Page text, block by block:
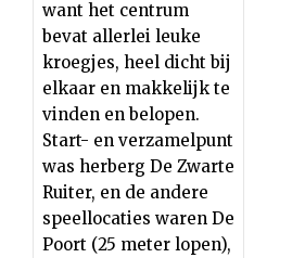
want het centrum
bevat allerlei leuke
kroegjes, heel dicht bij
elkaar en makkelijk te
vinden en belopen.
Start- en verzamelpunt
was herberg De Zwarte
Ruiter, en de andere
speellocaties waren De
Poort (25 meter lopen),